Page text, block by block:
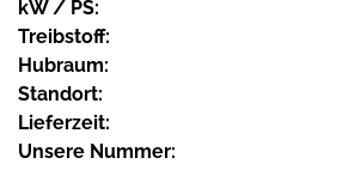
kW / PS:
Treibstoff:
Hubraum:
Standort:
Lieferzeit:
Unsere Nummer: